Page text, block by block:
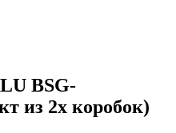
BSG-
из 2х коробок)